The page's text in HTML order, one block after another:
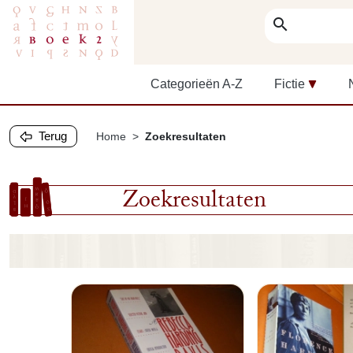
search
Categorieën A-Z Fictie
Terug Home Zoekresultaten
Zoekresultaten